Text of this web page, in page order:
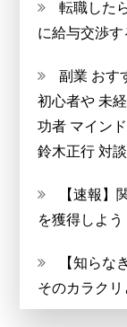
転職した
に給与交渉
副業 おす
初心者や 未
功者 マイン
鈴木正行 対
【速報
を獲得しよう
【知ら
そのカラク